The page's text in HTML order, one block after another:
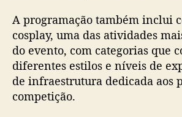
A programação também inclui
cosplay, uma das atividades
do evento, com categorias que
diferentes estilos e níveis de
de infraestrutura dedicada aos
competição.